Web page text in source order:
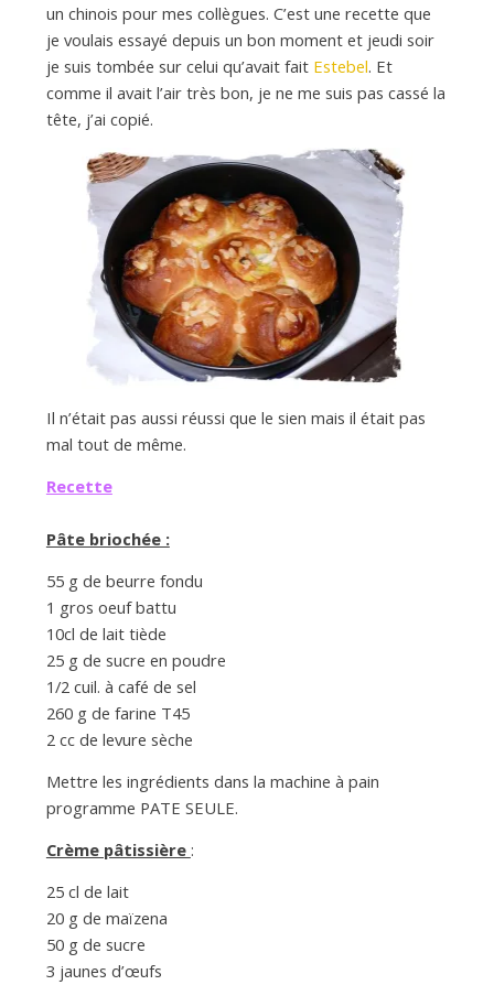
M
un chinois pour mes collègues. C’est une recette que
je voulais essayé depuis un bon moment et jeudi soir
je suis tombée sur celui qu’avait fait Estebel. Et
comme il avait l’air très bon, je ne me suis pas cassé la
tête, j’ai copié.
Il n’était pas aussi réussi que le sien mais il était pas
mal tout de même.
Recette
Pâte briochée :
55 g de beurre fondu
1 gros oeuf battu
10cl de lait tiède
25 g de sucre en poudre
1/2 cuil. à café de sel
260 g de farine T45
2 cc de levure sèche
Mettre les ingrédients dans la machine à pain
programme PATE SEULE.
Crème pâtissière :
25 cl de lait
20 g de maïzena
50 g de sucre
3 jaunes d’œufs